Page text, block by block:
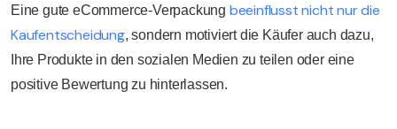
Eine gute eCommerce-Verpackung beeinflusst nicht nur die
Kaufentscheidung, sondern motiviert die Käufer auch dazu,
Ihre Produkte in den sozialen Medien zu teilen oder eine
positive Bewertung zu hinterlassen.